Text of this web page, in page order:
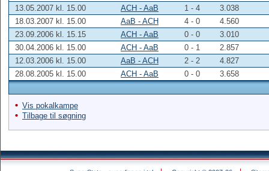
13.05.2007 kl. 15.00
ACH - AaB 1 - 4
3.038
18.03.2007 kl. 15.00
AaB - ACH 4 - 0
4.560
23.09.2006 kl. 15.15
ACH - AaB 0 - 0
3.010
30.04.2006 kl. 15.00
ACH - AaB 0 - 1
2.857
12.03.2006 kl. 15.00
AaB - ACH 2 - 2
4.827
28.08.2005 kl. 15.00
ACH - AaB 0 - 0 3.658
Vis pokalkampe
Tilbage til søgning